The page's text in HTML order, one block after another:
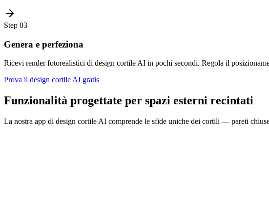
Step 03
Genera e perfeziona
Ricevi render fotorealistici di design cortile AI in pochi secondi. Regola il
Prova il design cortile AI gratis
Funzionalità progettate per spazi esterni recintati
La nostra app di design cortile AI comprende le sfide uniche dei cortili — pareti